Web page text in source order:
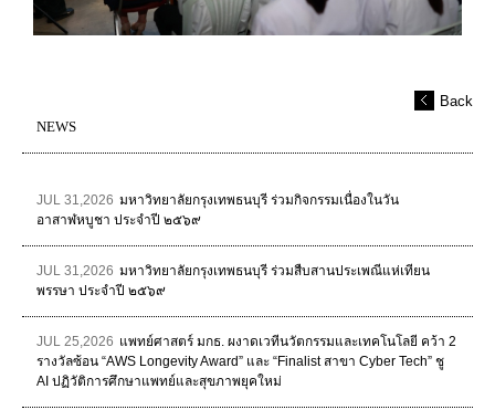
Back
NEWS
JUL 31,2026 มหาวิทยาลัยกรุงเทพธนบุรี ร่วมกิจกรรมเนื่องในวัน
อาสาฬหบูชา ประจำปี ๒๕๖๙
JUL 31,2026 มหาวิทยาลัยกรุงเทพธนบุรี ร่วมสืบสานประเพณีแห่เทียน
พรรษา ประจำปี ๒๕๖๙
JUL 25,2026 แพทย์ศาสตร์ มกธ. ผงาดเวทีนวัตกรรมและเทคโนโลยี คว้า 2
รางวัลซ้อน “AWS Longevity Award” และ “Finalist สาขา Cyber Tech” ชู
AI ปฏิวัติการศึกษาแพทย์และสุขภาพยุคใหม่